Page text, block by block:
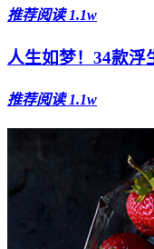
推荐阅读 1.1w
人生如梦！34款浮
推荐阅读 1.1w